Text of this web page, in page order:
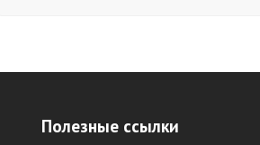
Полезные ссылки